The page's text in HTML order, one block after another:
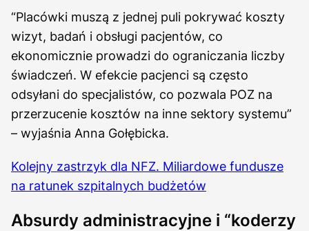
“Placówki muszą z jednej puli pokrywać koszty
wizyt, badań i obsługi pacjentów, co
ekonomicznie prowadzi do ograniczania liczby
świadczeń. W efekcie pacjenci są często
odsyłani do specjalistów, co pozwala POZ na
przerzucenie kosztów na inne sektory systemu”
– wyjaśnia Anna Gołębicka.
Kolejny zastrzyk dla NFZ. Miliardowe fundusze
na ratunek szpitalnych budżetów
Absurdy administracyjne i “koderzy